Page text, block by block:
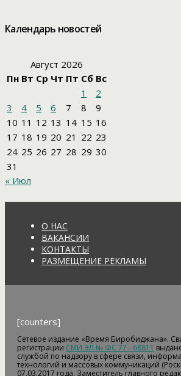
Календарь новостей
Август 2026
Пн Вт Ср Чт Пт Сб Вс
1
2
3
4 5 6 7 8
9
10 11 12 13 14 15 16
17 18 19 20 21 22 23
24 25 26 27 28 29 30
31
« Июл
О НАС
ВАКАНСИИ
КОНТАКТЫ
РАЗМЕЩЕНИЕ РЕКЛАМЫ
[counters]
Сетевое издание «Время Биробиджана».
регистрации СМИ ЭЛ № ФС 77 - 68811
службой по надзору в сфере связи,
технологий и массовых коммуникаций
07.03.2017 года. Заместитель главного